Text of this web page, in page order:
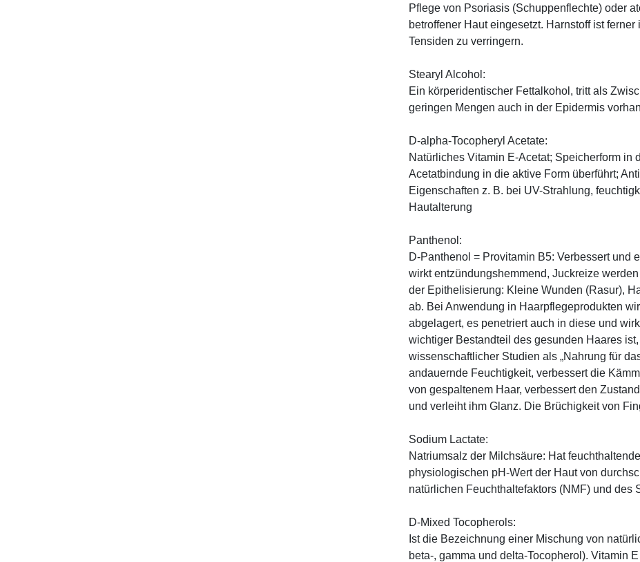
Pflege von Psoriasis (Schuppenflechte) oder
betroffener Haut eingesetzt. Harnstoff ist
Tensiden zu verringern.
Stearyl Alcohol:
Ein körperidentischer Fettalkohol, tritt als
geringen Mengen auch in der Epidermis
D-alpha-Tocopheryl Acetate:
Natürliches Vitamin E-Acetat; Speicherform in
Acetatbindung in die aktive Form überführt;
Eigenschaften z. B. bei UV-Strahlung,
Hautalterung
Panthenol:
D-Panthenol = Provitamin B5: Verbessert und
wirkt entzündungshemmend, Juckreize
der Epithelisierung: Kleine Wunden (Rasur),
ab. Bei Anwendung in Haarpflegeprodukten
abgelagert, es penetriert auch in diese und
wichtiger Bestandteil des gesunden Haares
wissenschaftlicher Studien als „Nahrung für
andauernde Feuchtigkeit, verbessert die
von gespaltenem Haar, verbessert den
und verleiht ihm Glanz. Die Brüchigkeit von
Sodium Lactate:
Natriumsalz der Milchsäure: Hat
physiologischen pH-Wert der Haut von
natürlichen Feuchthaltefaktors (NMF) und des
D-Mixed Tocopherols:
Ist die Bezeichnung einer Mischung von
beta-, gamma und delta-Tocopherol). Vitamin